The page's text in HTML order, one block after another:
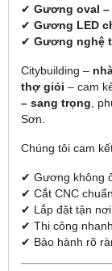
✔ Gương oval –
✔ Gương LED
✔ Gương nghệ
Citybuilding –
thợ giỏi – cam
– sang trọng ,
Sơn.
Chúng tôi cam
✔ Gương không
✔ Cắt CNC
✔ Lắp đặt tận
✔ Thi công
✔ Bảo hành rõ